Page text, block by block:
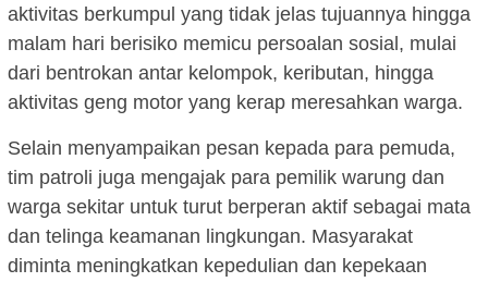
aktivitas berkumpul yang tidak jelas tujuannya hingga
malam hari berisiko memicu persoalan sosial, mulai
dari bentrokan antar kelompok, keributan, hingga
aktivitas geng motor yang kerap meresahkan warga.
Selain menyampaikan pesan kepada para pemuda,
tim patroli juga mengajak para pemilik warung dan
warga sekitar untuk turut berperan aktif sebagai mata
dan telinga keamanan lingkungan. Masyarakat
diminta meningkatkan kepedulian dan kepekaan